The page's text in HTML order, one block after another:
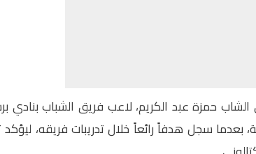
حمزة عبد الكريم، لاعب فريق الشباب بنادي
بعدما سجل هدفاً رائعاً خلال تدريبات فريقه،